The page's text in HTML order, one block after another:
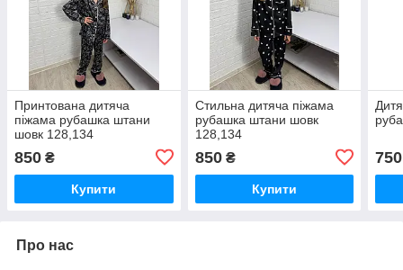
Принтована дитяча
піжама рубашка штани
шовк 128,134
850 ₴
Купити
Стильна дитяча піжама
рубашка штани шовк
128,134
850₴
Купити
750
Про нас